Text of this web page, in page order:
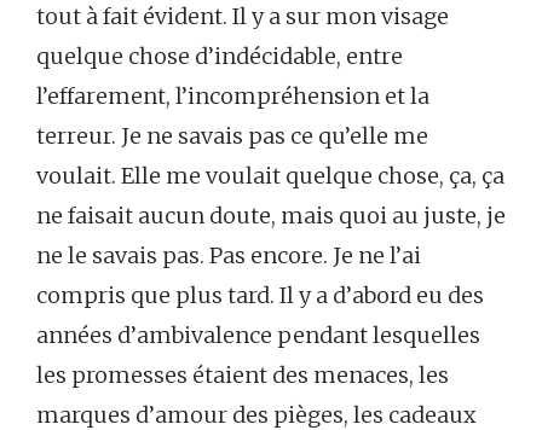
tout à fait évident. Il y a sur mon visage
quelque chose d’indécidable, entre
l’effarement, l’incompréhension et la
terreur. Je ne savais pas ce qu’elle me
voulait. Elle me voulait quelque chose, ça, ça
ne faisait aucun doute, mais quoi au juste, je
ne le savais pas. Pas encore. Je ne l’ai
compris que plus tard. Il y a d’abord eu des
années d’ambivalence pendant lesquelles
les promesses étaient des menaces, les
marques d’amour des pièges, les cadeaux